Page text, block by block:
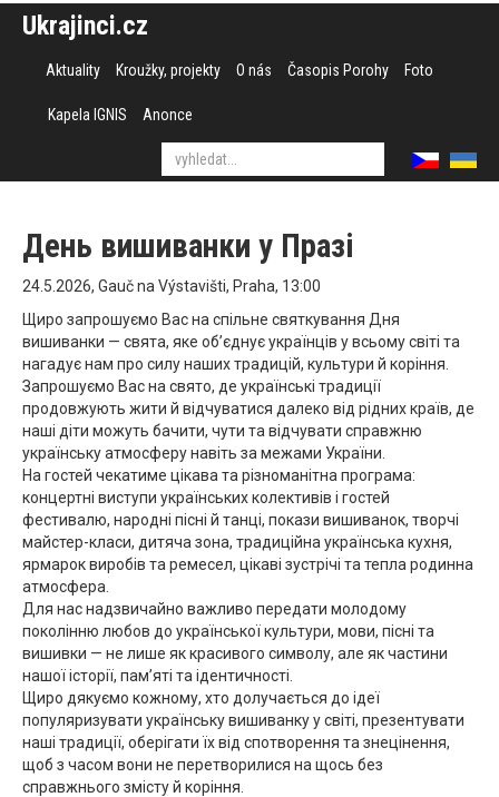
Ukrajinci.cz
Aktuality Kroužky, projekty O nás Časopis Porohy Foto
Kapela IGNIS Anonce
День вишиванки у Празі
24.5.2026, Gauč na Výstavišti, Praha, 13:00
Щиро запрошуємо Вас на спільне святкування Дня
вишиванки — свята, яке об’єднує українців у всьому світі та
нагадує нам про силу наших традицій, культури й коріння.
Запрошуємо Вас на свято, де українські традиції
продовжують жити й відчуватися далеко від рідних країв, де
наші діти можуть бачити, чути та відчувати справжню
українську атмосферу навіть за межами України.
На гостей чекатиме цікава та різноманітна програма:
концертні виступи українських колективів і гостей
фестивалю, народні пісні й танці, покази вишиванок, творчі
майстер-класи, дитяча зона, традиційна українська кухня,
ярмарок виробів та ремесел, цікаві зустрічі та тепла родинна
атмосфера.
Для нас надзвичайно важливо передати молодому
поколінню любов до української культури, мови, пісні та
вишивки — не лише як красивого символу, але як частини
нашої історії, пам’яті та ідентичності.
Щиро дякуємо кожному, хто долучається до ідеї
популяризувати українську вишиванку у світі, презентувати
наші традиції, оберігати їх від спотворення та знецінення,
щоб з часом вони не перетворилися на щось без
справжнього змісту й коріння.